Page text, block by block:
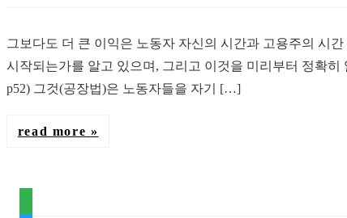
그보다도 더 큰 이익은 노동자 자신의 시간과 고용주의 시
시작되는가를 알고 있으며, 그리고 이것을 미리부터 정확
p52) 그것(공장법)은 노동자들을 자기 […]
read more